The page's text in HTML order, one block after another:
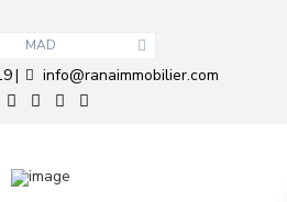
MAD
| info@ranaimmobilier.com